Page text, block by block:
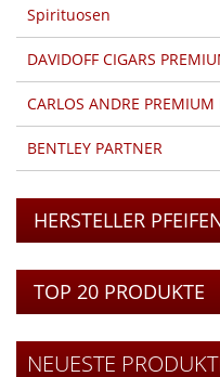
Spirituosen
DAVIDOFF CIGARS
CARLOS ANDRE PREMIUM
BENTLEY PARTNER
HERSTELLER
TOP 20 PRODUKTE
NEUESTE